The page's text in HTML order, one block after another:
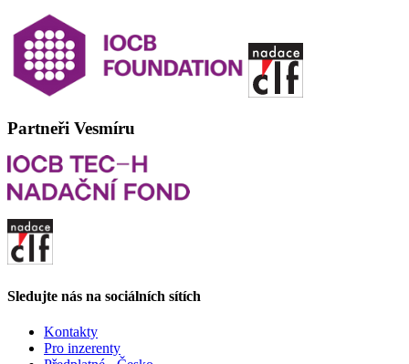
Partneři Vesmíru
Sledujte nás na sociálních sítích
Kontakty
Pro inzerenty